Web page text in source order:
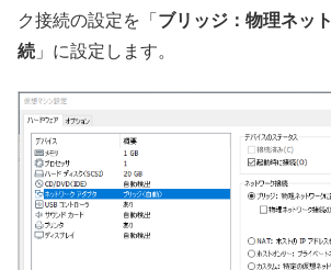
ク接続の設定を「 ブリッジ：物理ネッ
続 」に設定します。